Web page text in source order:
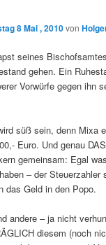
8 Mai , 2010von
seines
gehen. Ein
Vorwürfe gegen ihn
süß sein, denn Mixa
Euro. Und genau
gemeinsam: Egal
– der Steuerzahler
das Geld in den Popo.
andere – ja nicht
diesem (noch